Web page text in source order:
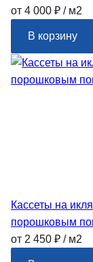
от 4 000 ₽ / м2
В корзину
Кассеты на
порошковым
от 2 450 ₽ / м2